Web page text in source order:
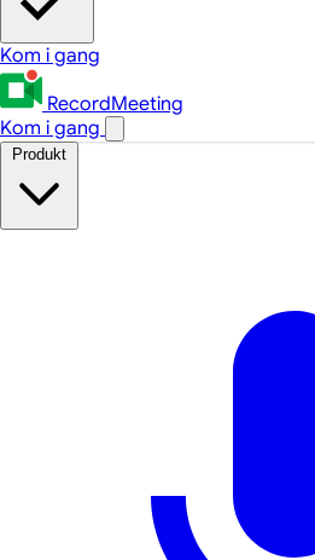
Kom i gang
RecordMeeting
Kom i gang